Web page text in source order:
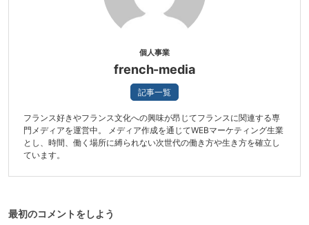
個人事業
french-media
記事一覧
フランス好きやフランス文化への興味が昂じてフランスに関連する専
門メディアを運営中。 メディア作成を通じてWEBマーケティング生業
とし、時間、働く場所に縛られない次世代の働き方や生き方を確立し
ています。
最初のコメントをしよう